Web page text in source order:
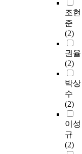
조현
준
(2)
권율
(2)
박상
수
(2)
이성
규
(2)